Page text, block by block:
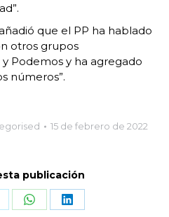
que el PP ha hablado
otros grupos
Podemos y ha agregado
números”.
15 de febrero de 2022
publicación
Share Share